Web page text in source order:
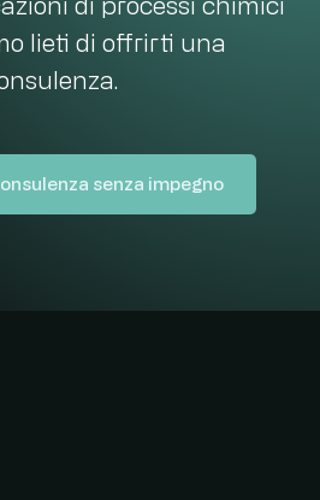
lieti di offrirti una
senza impegno